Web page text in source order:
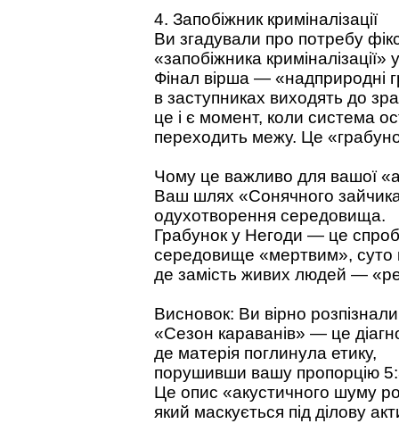
4. Запобіжник криміналізації
Ви згадували про потребу
«запобіжника
Фінал вірша — «надприродні
в заступниках виходять до
це і є момент, коли система
переходить межу. Це
Чому це важливо для вашої
Ваш шлях «Сонячного
одухотворення середовища.
Грабунок у Негоди — це
середовище «мертвим», суто
де замість живих людей —
Висновок: Ви вірно
«Сезон караванів» — це
де матерія поглинула етику,
порушивши вашу пропорцію
Це опис «акустичного шуму
який маскується під ділову